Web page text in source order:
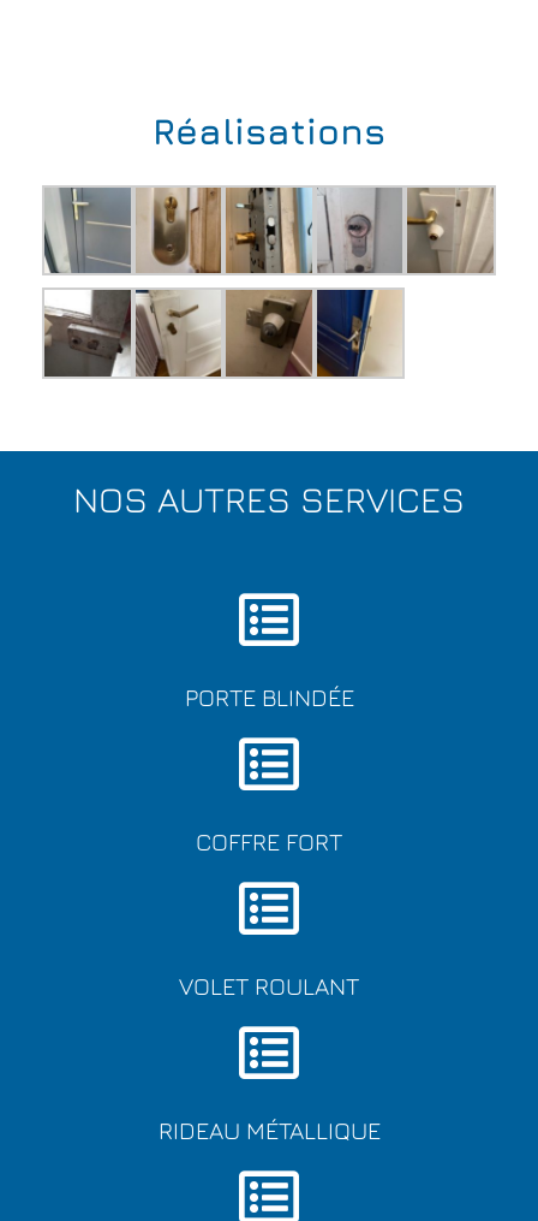
Réalisations
NOS AUTRES SERVICES
PORTE BLINDÉE
COFFRE FORT
VOLET ROULANT
RIDEAU MÉTALLIQUE